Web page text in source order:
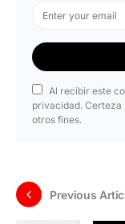
Al recibir este
privacidad.
otros fines.
Previous